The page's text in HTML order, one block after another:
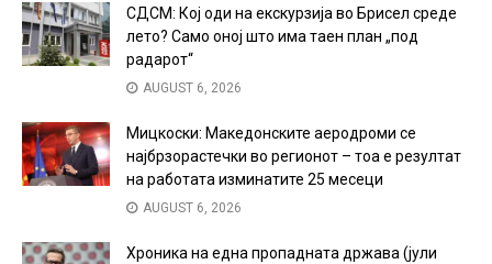
СДСМ: Кој оди на екскурзија во Брисел среде
лето? Само оној што има таен план „под
радарот“
AUGUST 6, 2026
Мицкоски: Македонските аеродроми се
најбрзорастечки во регионот – тоа е резултат
на работата изминатите 25 месеци
AUGUST 6, 2026
Хроника на една пропадната држава (јули